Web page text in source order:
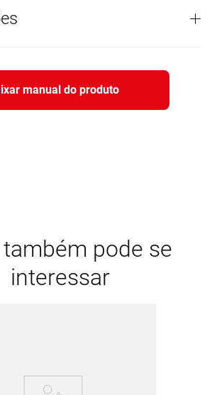
manual do produto
pode se
interessar